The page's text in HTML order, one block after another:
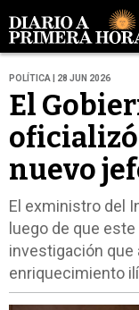
POLÍTICA | 28 JUN 2026
El
nuevo
El exministro del
luego de que
investigación que
enriquecimiento